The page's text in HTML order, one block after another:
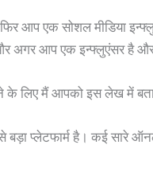
आप एक सोशल मीडिया
अगर आप एक इन्फ्लुएंसर है
के लिए मैं आपको इस लेख में
प्लेटफार्म है। कई सारे